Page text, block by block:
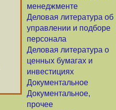
менеджменте
Деловая литература об
управлении и подборе
персонала
Деловая литература о
ценных бумагах и
инвестициях
Документальное
Документальное,
прочее